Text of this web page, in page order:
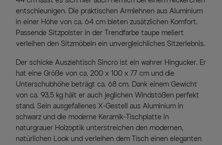
entschleunigen. Die praktischen Armlehnen aus Aluminium
in einer Höhe von ca. 64 cm bieten zusätzlichen Komfort.
Passende Sitzpolster in der Trendfarbe taupe meliert
verleihen den Sitzmöbeln ein unvergleichliches Sitzerlebnis.
Der schicke Ausziehtisch Sincro ist ein wahrer Hingucker. Er
hat eine Größe von ca. 200 x 100 x 77 cm und die
Unterschubhöhe beträgt ca. 68 cm. Dank einem Gewicht
von ca. 93,5 kg hält er auch jeglichen Windstößen perfekt
stand. Sein ausgefallenes X-Gestell aus Aluminium in
schwarz und die moderne Keramik-Tischplatte in
naturgrauer Holzoptik unterstreichen den modernen,
natürlichen Look und verleihen dem Tisch einen eleganten